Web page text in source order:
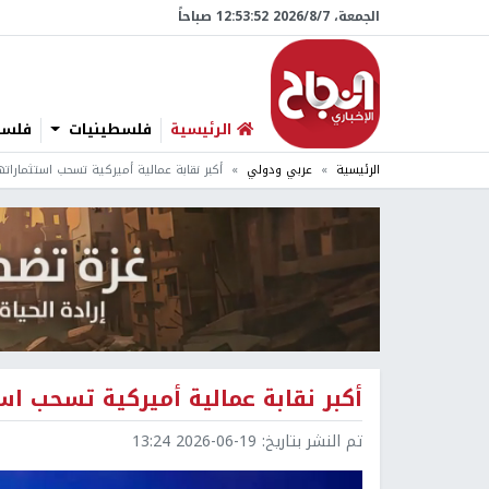
الجمعة، 7/‏8/‏2026 12:53:53 صباحاً
الرئيسية فلسطينيات
الرئيسية عربي ودولي أكبر نقابة عمالية أميركية تسحب
أكبر نقابة عمالية أميركية تسحب
تم النشر بتاريخ: 2026-06-19 13:24